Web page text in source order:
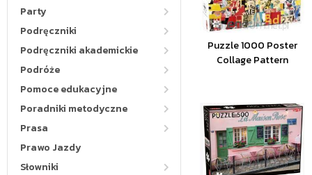
Party
Podręczniki
Podręczniki akademickie
Podróże
Pomoce edukacyjne
Poradniki metodyczne
Prasa
Prawo Jazdy
Słowniki
Puzzle 1000 Poster
Collage Pattern